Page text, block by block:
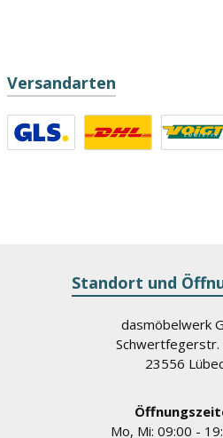
Versandarten
Standort und
dasmöbelwerk
Schwertfegerstr.
23556
Mo, Mi: 09:00 -